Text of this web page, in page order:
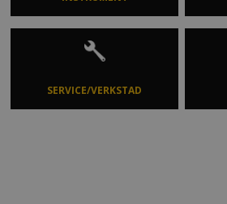
SERVICE/VERKSTAD